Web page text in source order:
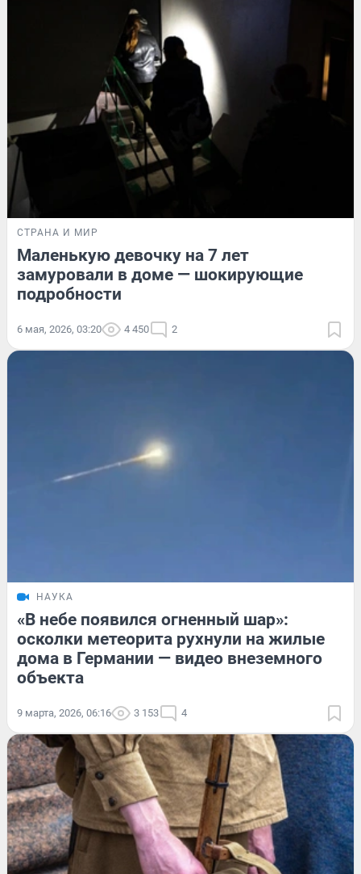
СТРАНА И МИР
Маленькую девочку на 7 лет
замуровали в доме — шокирующие
подробности
6 мая, 2026, 03:20 4 450 2
НАУКА
«В небе появился огненный шар»:
осколки метеорита рухнули на жилые
дома в Германии — видео внеземного
объекта
9 марта, 2026, 06:16 3 153 4